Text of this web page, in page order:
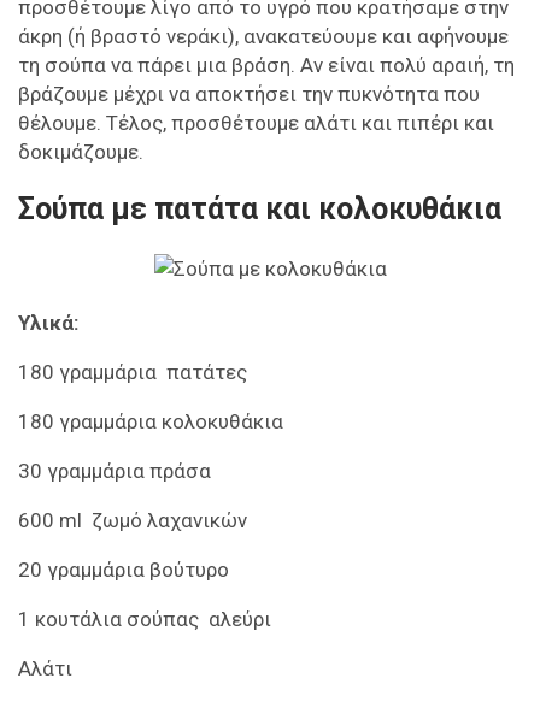
προσθέτουμε λίγο από το υγρό που κρατήσαμε στην
άκρη (ή βραστό νεράκι), ανακατεύουμε και αφήνουμε
τη σούπα να πάρει μια βράση. Αν είναι πολύ αραιή, τη
βράζουμε μέχρι να αποκτήσει την πυκνότητα που
θέλουμε. Τέλος, προσθέτουμε αλάτι και πιπέρι και
δοκιμάζουμε.
Σούπα με πατάτα και κολοκυθάκια
Υλικά:
180 γραμμάρια πατάτες
180 γραμμάρια κολοκυθάκια
30 γραμμάρια πράσα
600 ml ζωμό λαχανικών
20 γραμμάρια βούτυρο
1 κουτάλια σούπας αλεύρι
Αλάτι